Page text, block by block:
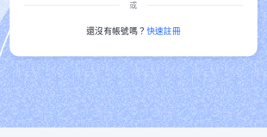
或
還沒有帳號嗎？ 快速註冊